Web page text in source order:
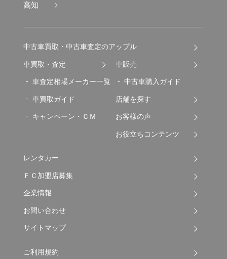
高知
中古車買取・中古車査定のアップル
車買取・査定
車査定相場メーカー一覧
車買取ガイド
キャンペーン・ＣＭ
車販売
中古車購入ガイド
店舗を探す
お客様の声
お役立ちコンテンツ
レンタカー
ＦＣ加盟店募集
企業情報
お問い合わせ
サイトマップ
ご利用規約